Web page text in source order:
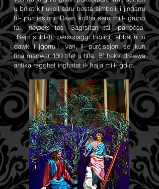
u bniet kif ukoll saru bosta simboli li jinġarru
fil- purċissjoni. Dawn kollha saru mill- grupp
tal-helperstas- Sagrsitan tal- parroċċa.
Bejn suldati, personaġġi bibliċi, abbatini u
dawk li jġorru l- vari, il- purċissjoni se jkun
fiha madwar 130 tifel u tifla. B’ hekk drawwa
antika regghet ingħatat il- ħajja mill- ġdid.